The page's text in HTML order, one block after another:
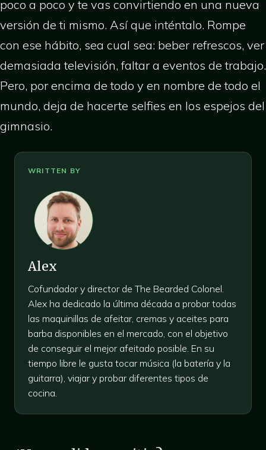
poco a poco y te vas convirtiendo en una nueva
versión de ti mismo. Así que inténtalo. Rompe
con ese hábito, sea cual sea: beber refrescos, ver
demasiada televisión, faltar a eventos de trabajo.
Pero, por encima de todo y en nombre de todo el
mundo, deja de hacerte selfies en los espejos del
gimnasio.
Alex
Cofundador y director de The Bearded Colonel.
Alex ha dedicado la última década a probar todas
las maquinillas de afeitar, cremas y aceites para
barba disponibles en el mercado, con el objetivo
de conseguir el mejor afeitado posible. En su
tiempo libre le gusta tocar música (la batería y la
guitarra), viajar y probar diferentes tipos de
cocina.